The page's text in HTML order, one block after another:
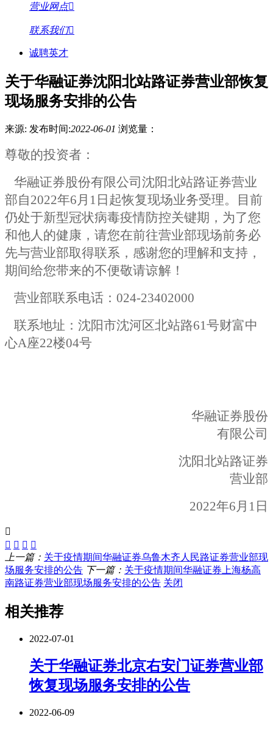
营业网点
联系我们
诚聘英才
关于华融证券沈阳北站路证券营业部恢复
现场服务安排的公告
来源: 发布时间:2022-06-01 浏览量：
尊敬的投资者：
华融证券股份有限公司沈阳北站路证券营业
部自2022年6月1日 起恢复现场业务受理。目前
仍处于新型冠状病毒疫情防控关键期，为了您
和他人的健康，请您在前往营业部现场前务必
先与营业部取得联系，感谢您的理解和支持，
期间给您带来的不便敬请谅解！
营业部联系电话： 024-23402000
联系地址：沈阳市沈河区北站路61号财富中
心A座22楼04号
华融证券股份
有限公司
沈阳北站路证券
营业部
2022年6月1日
上一篇： 关于疫情期间华融证券乌鲁木齐人民路证券营业部现
场服务安排的公告 下一篇： 关于疫情期间华融证券上海杨高
南路证券营业部现场服务安排的公告 关闭
相关推荐
2022-07-01
关于华融证券北京右安门证券营业部
恢复现场服务安排的公告
2022-06-09